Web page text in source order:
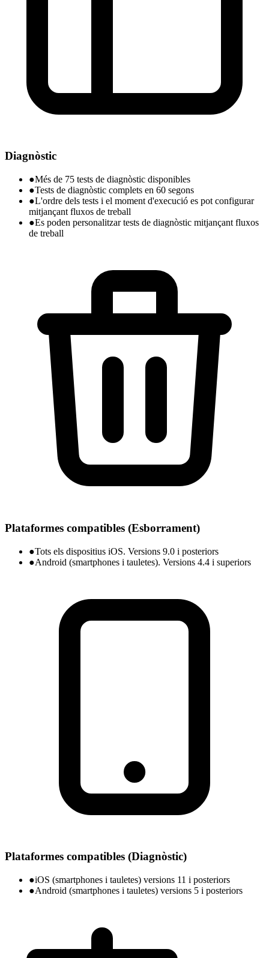
Diagnòstic
●Més de 75 tests de diagnòstic disponibles
●Tests de diagnòstic complets en 60 segons
●L'ordre dels tests i el moment d'execució es pot configurar
mitjançant fluxos de treball
●Es poden personalitzar tests de diagnòstic mitjançant fluxos
de treball
Plataformes compatibles (Esborrament)
●Tots els dispositius iOS. Versions 9.0 i posteriors
●Android (smartphones i tauletes). Versions 4.4 i superiors
Plataformes compatibles (Diagnòstic)
●iOS (smartphones i tauletes) versions 11 i posteriors
●Android (smartphones i tauletes) versions 5 i posteriors